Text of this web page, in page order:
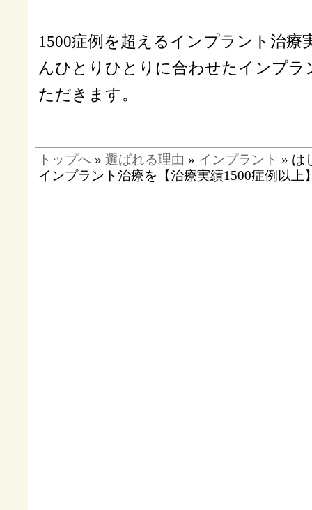
1500症例を超えるインプラント治療
んひとりひとりに合わせたインプラ
ただきます。
トップへ » 選ばれる理由 » インプラント » は
インプラント治療を【治療実績1500症例以上